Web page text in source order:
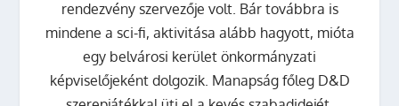
rendezvény szervezője volt. Bár továbbra is
mindene a sci-fi, aktivitása alább hagyott, mióta
egy belvárosi kerület önkormányzati
képviselőjeként dolgozik. Manapság főleg D&D